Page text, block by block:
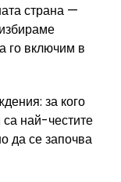
страна —
го включим в
за кого
най-честите
да се започва